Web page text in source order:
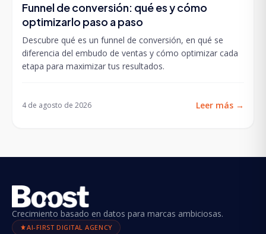
Funnel de conversión: qué es y cómo
optimizarlo paso a paso
Descubre qué es un funnel de conversión, en qué se
diferencia del embudo de ventas y cómo optimizar cada
etapa para maximizar tus resultados.
4 de agosto de 2026 Leer más →
Crecimiento basado en datos para marcas ambiciosas.
AI-FIRST DIGITAL AGENCY